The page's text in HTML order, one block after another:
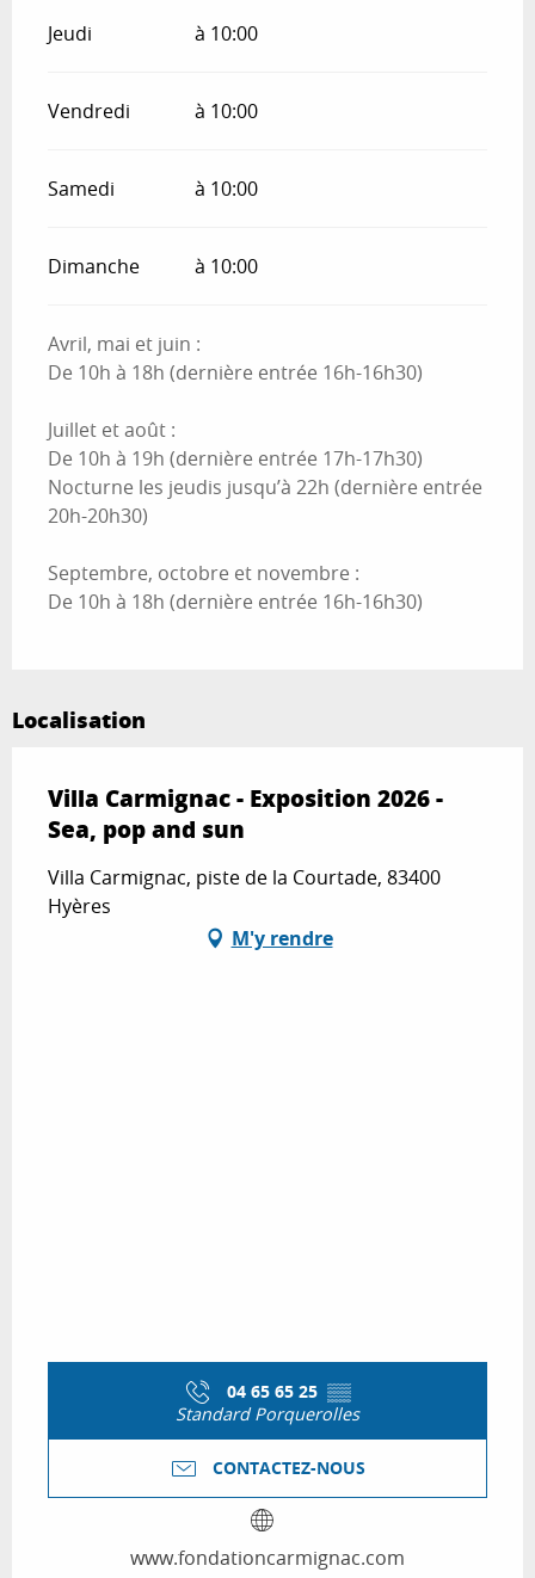
Jeudi à 10:00
Vendredi à 10:00
Samedi à 10:00
Dimanche à 10:00
Avril, mai et juin :
De 10h à 18h (dernière entrée 16h-16h30)
Juillet et août :
De 10h à 19h (dernière entrée 17h-17h30)
Nocturne les jeudis jusqu’à 22h (dernière entrée
20h-20h30)
Septembre, octobre et novembre :
De 10h à 18h (dernière entrée 16h-16h30)
Localisation
Villa Carmignac - Exposition 2026 -
Sea, pop and sun
Villa Carmignac, piste de la Courtade, 83400
Hyères
M'y rendre
04 65 65 25 ▒▒
Standard Porquerolles
CONTACTEZ-NOUS
www.fondationcarmignac.com